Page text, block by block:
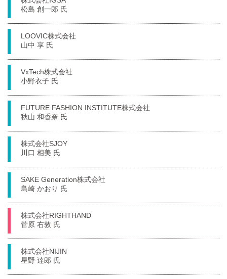
松島 創一郎 氏
LOOVIC株式会社
山中 享 氏
VxTech株式会社
小野衣子 氏
FUTURE FASHION INSTITUTE株式会社
秋山 和香奈 氏
株式会社SJOY
川口 相美 氏
SAKE Generation株式会社
島崎 かおり 氏
株式会社RIGHTHAND
菅原 右敦 氏
株式会社NIJIN
星野 達郎 氏